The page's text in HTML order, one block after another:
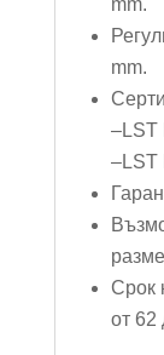
mm.
mm.
–LST
–LST
Срок
от 62